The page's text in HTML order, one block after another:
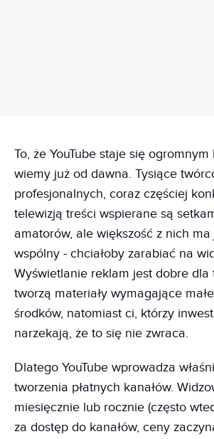
To, że YouTube staje się
wiemy już od dawna. Tysiące
profesjonalnych, coraz częściej
telewizją treści wspierane są
amatorów, ale większość z nich
wspólny - chciałoby zarabiać na
Wyświetlanie reklam jest dobre dla
tworzą materiały wymagające
środków, natomiast ci, którzy
narzekają, że to się nie zwraca.
Dlatego YouTube wprowadza
tworzenia płatnych kanałów.
miesięcznie lub rocznie (często
za dostęp do kanałów, ceny